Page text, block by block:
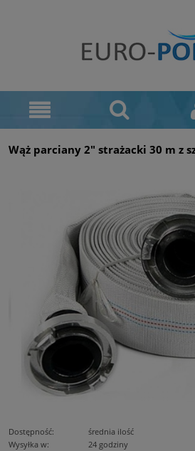
Wąż parciany 2" strażacki 30 m z
Dostępność:
średnia ilość
Wysyłka w:
24 godziny